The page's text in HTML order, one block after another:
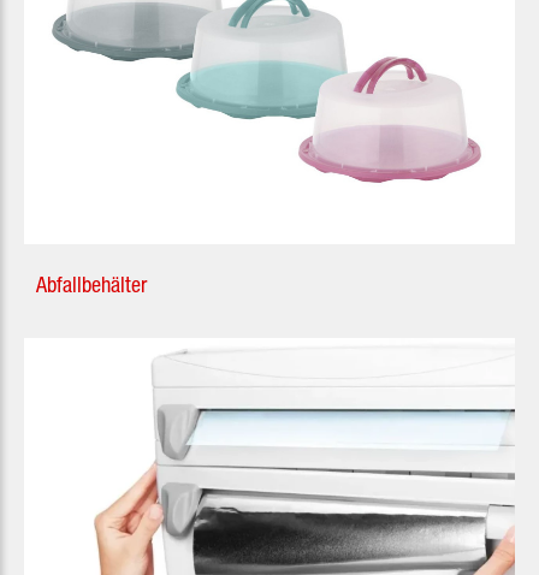
Abfallbehälter